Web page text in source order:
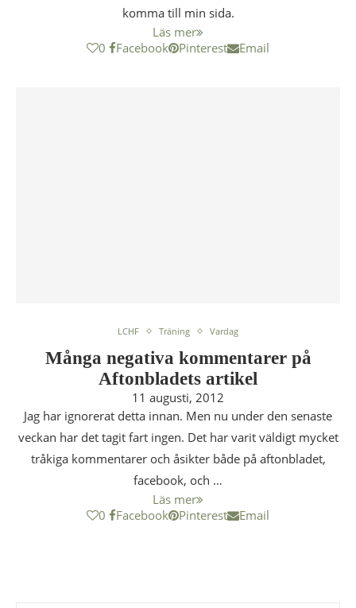
komma till min sida.
Läs mer
0
Facebook Pinterest Email
LCHF Träning Vardag
Många negativa kommentarer på
Aftonbladets artikel
11 augusti, 2012
Jag har ignorerat detta innan. Men nu under den senaste
veckan har det tagit fart ingen. Det har varit väldigt mycket
tråkiga kommentarer och åsikter både på aftonbladet,
facebook, och …
Läs mer
0
Facebook Pinterest Email